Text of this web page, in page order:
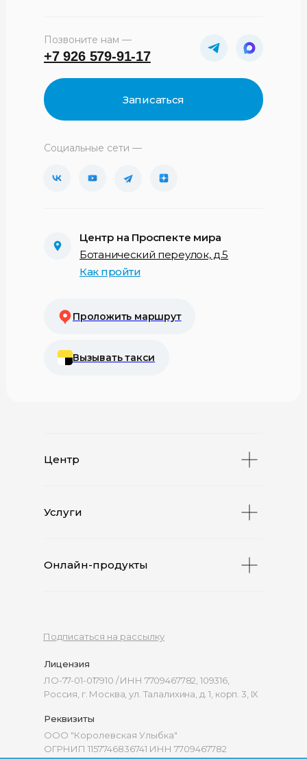
Социальные сети —
Позвоните нам —
+7 926 579-91-17
Записаться
Центр на Проспекте мира
Ботанический переулок, д.5
Вызывать такси
Проложить маршрут
Как пройти
Центр
Услуги
Онлайн-продукты
ЛО-77-01-017910 / ИНН 7709467782, 109316,
Россия, г. Москва, ул. Талалихина, д. 1, корп. 3, IX
Лицензия
ООО "Королевская Улыбка"
ОГРНИП 1157746836741 ИНН 7709467782
Реквизиты
Подписаться на рассылку